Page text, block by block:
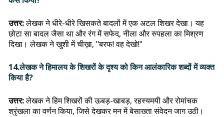
उत्तर:लेखक ने धीरे-धीरे खिसकते बादलों में एक अटल शिखर देखा। यह
छोटा सा बादल जैसा था और रंग में सफेद, नीला और रुपहला का मिश्रण
दिखा। लेखक ने खुशी में चीख़ा, "बरफ! वह देखो!"
14.लेखक ने हिमालय के शिखरों के दृश्य को किन आलंकारिक शब्दों में व्यक्त
किया है?
उत्तर:लेखक ने हिम शिखरों की ऊबड़-खाबड़, रहस्यमयी और रोमांचक
श्रृंखला का वर्णन किया, जिसे देखकर मन में बेसाख्ता संवेदन जाग उठी।